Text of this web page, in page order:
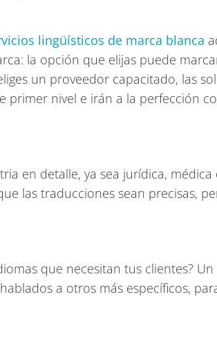
lingüísticos de marca blanca
la opción que elijas puede
un proveedor capacitado, las
primer nivel e irán a la perfección
en detalle, ya sea jurídica, médica
las traducciones sean precisas,
que necesitan tus clientes?
a otros más específicos,